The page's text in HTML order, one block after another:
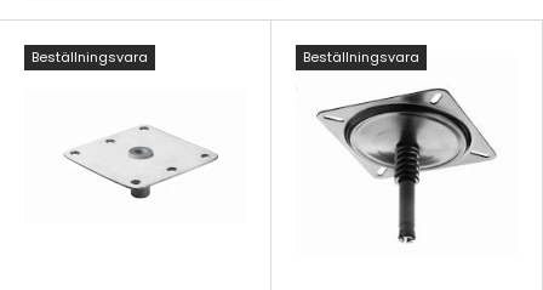
Beställningsvara Beställningsvara